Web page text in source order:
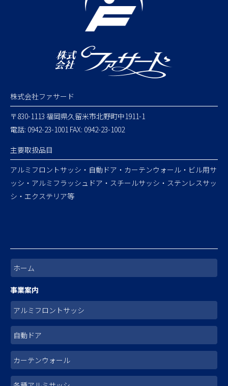
株式会社ファサード
〒830-1113 福岡県久留米市北野町中1911-1
電話: 0942-23-1001 FAX: 0942-23-1002
主要取扱品目
アルミフロントサッシ・自動ドア・カーテンウォール・ビル用サ
ッシ・アルミフラッシュドア・スチールサッシ・ステンレスサッ
シ・エクステリア等
ホーム
事業案内
アルミフロントサッシ
自動ドア
カーテンウォール